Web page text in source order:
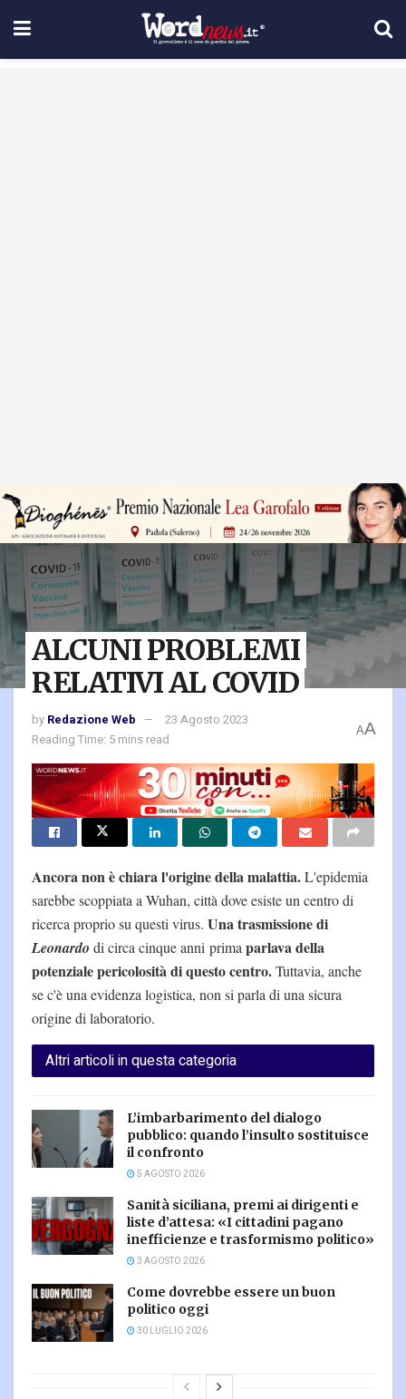
ALCUNI PROBLEMI
RELATIVI AL COVID
by Redazione Web
23 Agosto 2023
Reading Time: 5 mins read
AA
Ancora non è chiara l'origine della malattia.L'epidemia
sarebbe scoppiata a Wuhan, città dove esiste un centro di
ricerca proprio su questi virus. Una trasmissione di
Leonardo di circa cinque anni prima parlava della
potenziale pericolosità di questo centro.Tuttavia, anche
se c'è una evidenza logistica, non si parla di una sicura
origine di laboratorio.
Altri articoli in questa categoria
L’imbarbarimento del dialogo
pubblico: quando l’insulto sostituisce
il confronto
5 AGOSTO 2026
Sanità siciliana, premi ai dirigenti e
liste d’attesa: «I cittadini pagano
inefficienze e trasformismo politico»
3 AGOSTO 2026
Come dovrebbe essere un buon
politico oggi
30 LUGLIO 2026